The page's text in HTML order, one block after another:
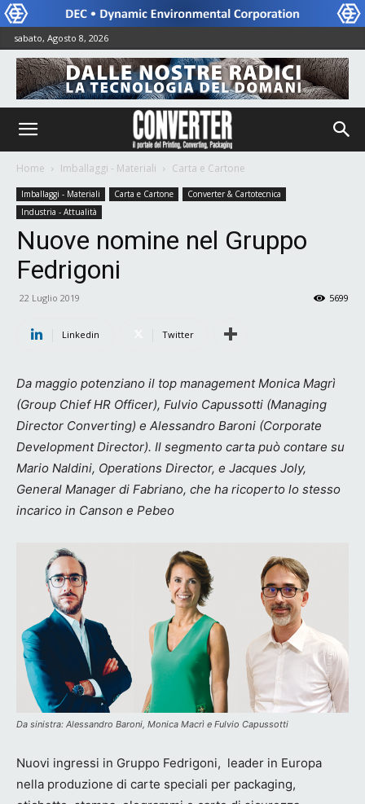
sabato, Agosto 8, 2026
Home Imballaggi - Materiali Carta e Cartone
Imballaggi - Materiali Carta e Cartone
Converter & Cartotecnica
Industria - Attualità
Nuove nomine nel Gruppo
Fedrigoni
22 Luglio 2019 5699
Linkedin Twitter
Da maggio potenziano il top management Monica Magrì
(Group Chief HR Officer), Fulvio Capussotti (Managing
Director Converting) e Alessandro Baroni (Corporate
Development Director). Il segmento carta può contare su
Mario Naldini, Operations Director, e Jacques Joly,
General Manager di Fabriano, che ha ricoperto lo stesso
incarico in Canson e Pebeo
Da sinistra: Alessandro Baroni, Monica Macrì e Fulvio Capussotti
Nuovi ingressi in Gruppo Fedrigoni, leader in Europa
nella produzione di carte speciali per packaging,